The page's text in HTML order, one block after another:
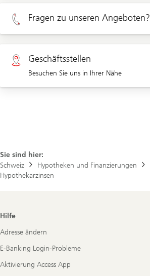
Termin Privatkunden
Termin Unternehmenskunden
Fragen zu unseren Angeboten?
Privatkunden 0800 002 557
Unternehmen 0844 853 002
Geschäftsstellen
Besuchen Sie uns in Ihrer Nähe
Sie sind hier:
Schweiz
Hypotheken und Finanzierungen
Hypothekarzinsen
Footer
Hilfe
Adresse ändern
E-Banking Login-Probleme
Aktivierung Access App